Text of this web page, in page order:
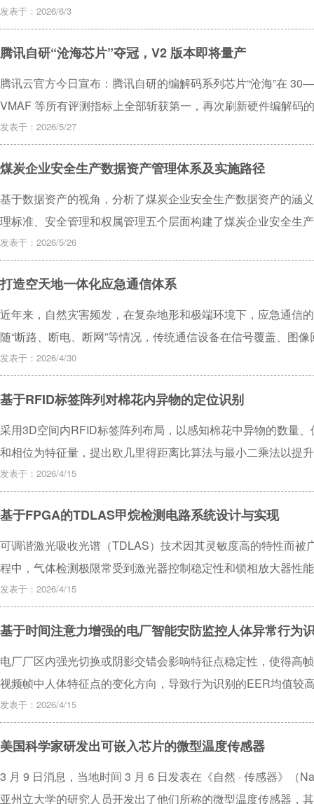
94.53%。此外，所开发的实验数据集已公开，供相关研究者
bjq/Wi-HFC-dataset获取。
发表于：2026/6/3
腾讯自研“沧海芯片”夺冠，V2 版本即将量产
腾讯云官方今日宣布：腾讯自研的编解码系列芯片“沧海”在
VMAF 等所有评测指标上全部斩获第一，再次刷新硬件编解码
发表于：2026/5/27
煤炭企业安全生产数据资产管理体系及实施路径
基于数据资产的视角，分析了煤炭企业安全生产数据资产的涵
理标准、安全管理和权属管理五个层面构建了煤炭企业安全生
数据资产管理过程中存在的问题，从煤炭企业数据中台建设、
伍四个方面给出了煤炭企业安全生产数据资产管理的实施路径。
发表于：2026/5/26
打造空天地一体化应急通信体系
近年来，自然灾害频发，在复杂地形和极端环境下，应急通信
随“断路、断电、断网”等情况，传统通信设备在信号覆盖、图
响灾害救援效率。面对极端灾害场景下，通信中断、信息回传
创新团队围绕应急通信关键需求，研发出“空域智链”无人机图
发表于：2026/4/30
基于RFID标签阵列对棉花内异物的定位识别
采用3D空间内RFID标签阵列布局，以感知棉花中异物的数量
和相位为特征量，提出欧几里得距离比算法与最小二乘法以提
化影响，构建决策树模型实现异物类型的感知。经实验验证，
棉花中的四种异物类型，展现出良好的感知与识别性能。
发表于：2026/4/15
基于FPGA的TDLAS甲烷检测电路系统设计与实现
可调谐激光吸收光谱（TDLAS）技术因其灵敏度高的特性而
程中，气体检测极限常受到激光器控制稳定性和锁相放大器性
于FPGA的甲烷气体检测电路系统。该电路系统集成了激光器
以调节激光器驱动电流并保持激光器温度稳定，同时实现调制
定为62.5 mA时，输出电流波动为±1.5 μA；将激光器温度设
15 m的吸收池，通入2-20 μmol/mol浓度的甲烷依次解调二次
单个周期二次谐波信号信噪比为42.66 dB，由此可得检测下限
件下进一步地连续测量并计算Allan偏差，作图得到249 s时
具有较高的甲烷探测灵敏度。
发表于：2026/4/15
基于时间注意力增强的电厂智能安防监控人体异常行为
电厂厂区内强光切换或阴影交错会影响特征点稳定性，使得高
视频帧中人体特征点的变化方向，导致行为识别的EER均值较
能安防监控人体异常行为识别研究。引入时间注意力增强模块
强，融合后输出跨越多个视频分段的联合特征，以关联分割的
频帧中人体特征点的变化方向，根据方向关系识别异常行为。
段的人体特征信息。其异常行为识别的AUC达到0.92，EER均
发表于：2026/4/15
美国科学家研发出可嵌入芯片的微型温度传感器
3 月 9 日消息，当地时间 3 月 6 日发表在《自然 · 传感器》（
亚州立大学的研究人员开发出了他们所称的微型温度传感器，